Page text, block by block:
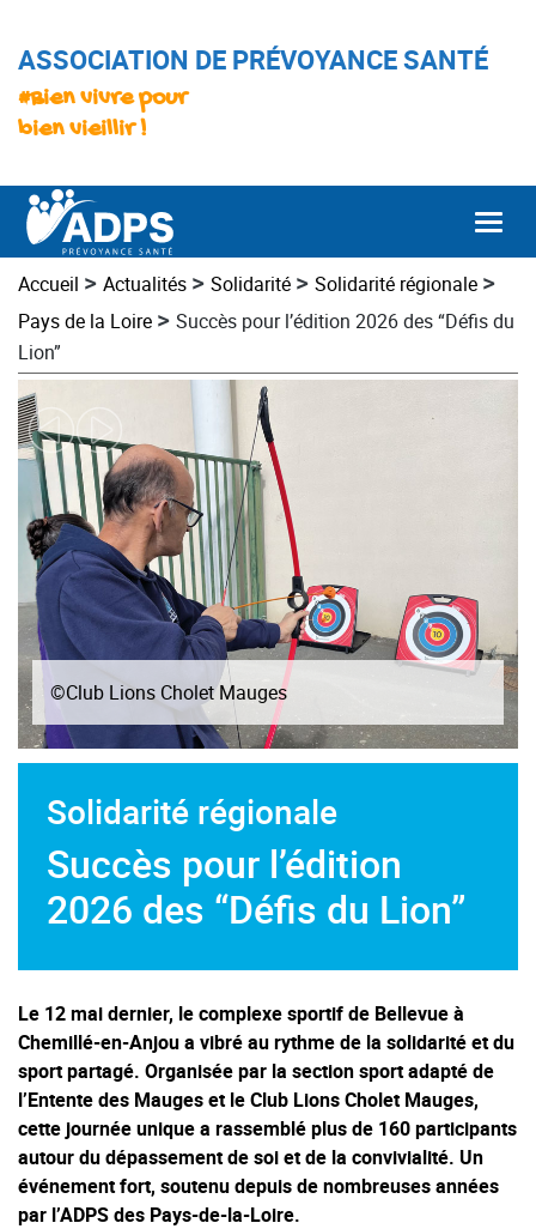
ASSOCIATION DE PRÉVOYANCE SANTÉ
#Bien vivre pour
bien vieillir !
Accueil > Actualités > Solidarité > Solidarité régionale >
Pays de la Loire > Succès pour l’édition 2026 des “Défis du
Lion”
©Club Lions Cholet Mauges
Solidarité régionale
Succès pour l’édition
2026 des “Défis du Lion”
Le 12 mai dernier, le complexe sportif de Bellevue à
Chemillé-en-Anjou a vibré au rythme de la solidarité et du
sport partagé. Organisée par la section sport adapté de
l’Entente des Mauges et le Club Lions Cholet Mauges,
cette journée unique a rassemblé plus de 160 participants
autour du dépassement de soi et de la convivialité. Un
événement fort, soutenu depuis de nombreuses années
par l’ADPS des Pays-de-la-Loire.